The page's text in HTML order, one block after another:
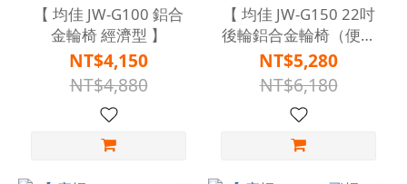
【 均佳 JW-G100 鋁合
金輪椅 經濟型 】
NT$4,150
NT$4,880
【 均佳 JW-G150 22吋
後輪鋁合金輪椅（便利
型） 】
NT$5,280
NT$6,180